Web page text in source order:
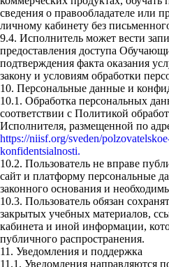
сведения о правообладателе или
личному кабинету без
9.4. Исполнитель может вести
предоставления доступа
подтверждения факта оказания
закону и условиям обработки
10. Персональные данные и
10.1. Обработка персональных
соответствии с Политикой
Исполнителя, размещенной по
https://niisf.org/sveden/
konfidentsialnosti.
10.2. Пользователь не вправе
сайт и платформу персональные
законного основания и
10.3. Пользователь обязан
закрытых учебных материалов,
кабинета и иной информации,
публичного распространения.
11. Уведомления и поддержка
11.1. Уведомления направляются